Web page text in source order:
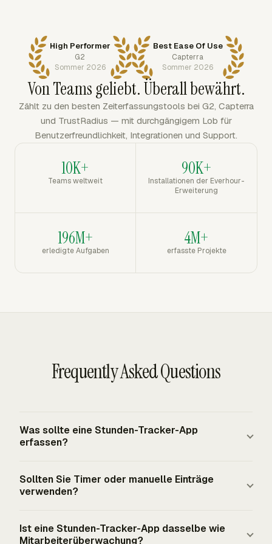
High Performer
G2
Sommer 2026
Best Ease Of Use
Capterra
Sommer 2026
Von Teams geliebt. Überall bewährt.
Zählt zu den besten Zeiterfassungstools bei G2, Capterra
und TrustRadius — mit durchgängigem Lob für
Benutzerfreundlichkeit, Integrationen und Support.
10K+
Teams weltweit
90K+
Installationen der Everhour-
Erweiterung
196M+
erledigte Aufgaben
4M+
erfasste Projekte
Frequently Asked Questions
Was sollte eine Stunden-Tracker-App
erfassen?
Aufgabe, Kunde, Start- und Stoppzeiten oder Dauer,
Arbeitnehmer müssen Arbeitgeberaufzeichnungen die an
Sollten Sie Timer oder manuelle Einträge
verwenden?
stattfindet, insbesondere Projekt- und Kundenaufgaben.
Ist eine Stunden-Tracker-App dasselbe wie
Mitarbeiterüberwachung?